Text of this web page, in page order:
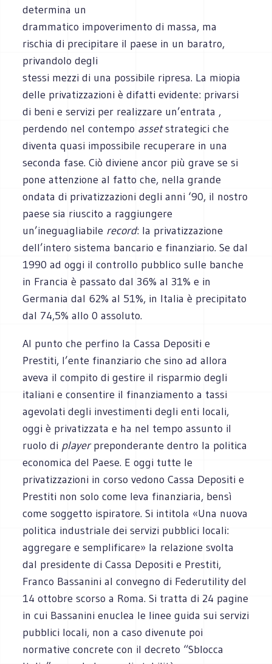
determina un
drammatico impoverimento di massa, ma
rischia di precipitare il paese in un baratro,
privandolo degli
stessi mezzi di una possibile ripresa. La miopia
delle privatizzazioni è difatti evidente: privarsi
di beni e servizi per realizzare un’entrata ,
perdendo nel contempo assetstrategici che
diventa quasi impossibile recuperare in una
seconda fase. Ciò diviene ancor più grave se si
pone attenzione al fatto che, nella grande
ondata di privatizzazioni degli anni ‘90, il nostro
paese sia riuscito a raggiungere
un’ineguagliabile record: la privatizzazione
dell’intero sistema bancario e finanziario. Se dal
1990 ad oggi il controllo pubblico sulle banche
in Francia è passato dal 36% al 31% e in
Germania dal 62% al 51%, in Italia è precipitato
dal 74,5% allo 0 assoluto.
Al punto che perfino la Cassa Depositi e
Prestiti, l’ente finanziario che sino ad allora
aveva il compito di gestire il risparmio degli
italiani e consentire il finanziamento a tassi
agevolati degli investimenti degli enti locali,
oggi è privatizzata e ha nel tempo assunto il
ruolo di playerpreponderante dentro la politica
economica del Paese. E oggi tutte le
privatizzazioni in corso vedono Cassa Depositi e
Prestiti non solo come leva finanziaria, bensì
come soggetto ispiratore. Si intitola «Una nuova
politica industriale dei servizi pubblici locali:
aggregare e semplificare» la relazione svolta
dal presidente di Cassa Depositi e Prestiti,
Franco Bassanini al convegno di Federutility del
14 ottobre scorso a Roma. Si tratta di 24 pagine
in cui Bassanini enuclea le linee guida sui servizi
pubblici locali, non a caso divenute poi
normative concrete con il decreto “Sblocca